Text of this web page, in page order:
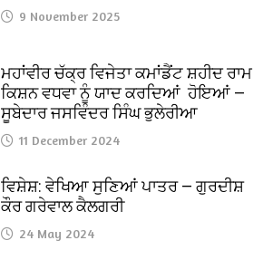
9 November 2025
ਮਹਾਂਵੀਰ ਚੱਕ੍ਰ ਵਿਜੇਤਾ ਕਮਾਂਡੈਂਟ ਸ਼ਹੀਦ ਰਾਮ
ਕਿਸ਼ਨ ਵਧਵਾ ਨੂੰ ਯਾਦ ਕਰਦਿਆਂ ਹੋਇਆਂ —
ਸੂਬੇਦਾਰ ਜਸਵਿੰਦਰ ਸਿੰਘ ਭੁਲੇਰੀਆ
11 December 2024
ਵਿਸ਼ੇਸ਼: ਵੇਖਿਆ ਸੁਣਿਆਂ ਪਾਤਰ — ਗੁਰਦੀਸ਼
ਕੌਰ ਗਰੇਵਾਲ ਕੈਲਗਰੀ
24 May 2024